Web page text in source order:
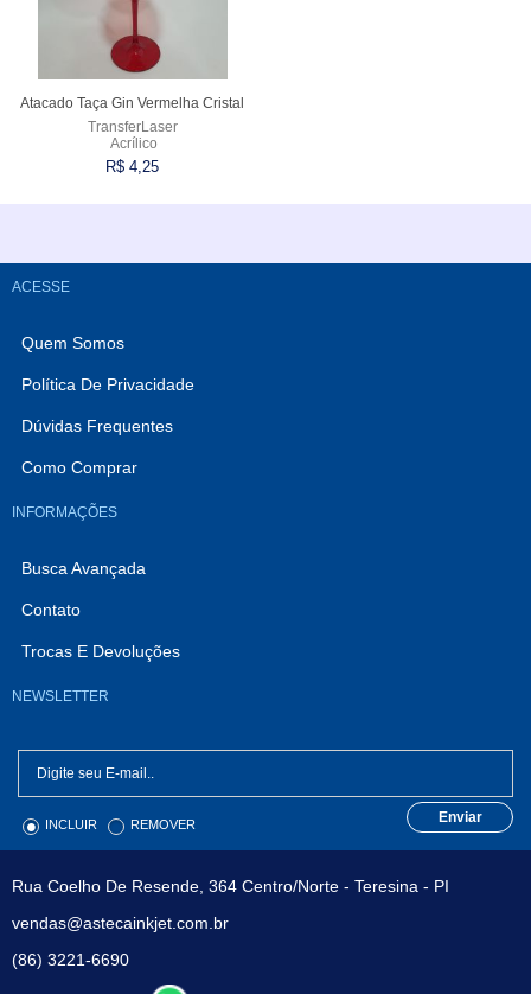
Atacado Taça Gin Vermelha Cristal
TransferLaser
Acrílico
R$ 4,25
ACESSE
Quem Somos
Política De Privacidade
Dúvidas Frequentes
Como Comprar
INFORMAÇÕES
Busca Avançada
Contato
Trocas E Devoluções
NEWSLETTER
INCLUIR REMOVER Enviar
Rua Coelho De Resende, 364 Centro/Norte - Teresina - PI
vendas@astecainkjet.com.br
(86) 3221-6690